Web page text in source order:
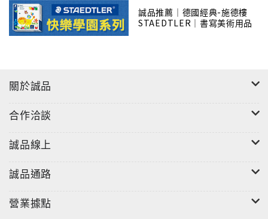
誠品推薦｜德國經典-施德樓
STAEDTLER｜書寫美術用品
關於誠品
合作洽談
誠品線上
誠品通路
營業據點